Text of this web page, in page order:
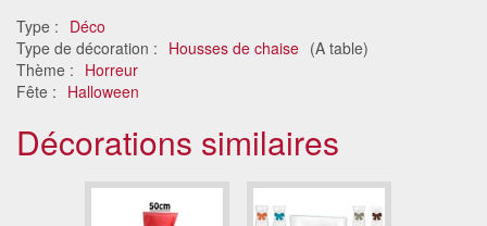
Type : Déco
Type de décoration : Housses de chaise (A table)
Thème : Horreur
Fête : Halloween
Décorations similaires